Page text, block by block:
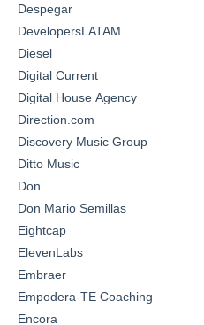
Despegar
DevelopersLATAM
Diesel
Digital Current
Digital House Agency
Direction.com
Discovery Music Group
Ditto Music
Don
Don Mario Semillas
Eightcap
ElevenLabs
Embraer
Empodera-TE Coaching
Encora